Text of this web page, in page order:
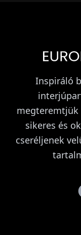
Inspiráló
megteremtjük
sikeres és
cseréljenek